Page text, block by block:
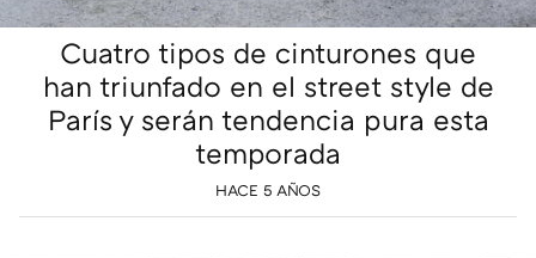
Cuatro tipos de cinturones que
han triunfado en el street style de
París y serán tendencia pura esta
temporada
HACE 5 AÑOS